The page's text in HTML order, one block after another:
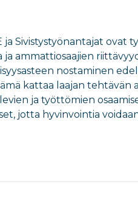
Sivistystyönantajat ovat
ammattiosaajien
nostaminen
kattaa laajan tehtävän
ja työttömien
jotta hyvinvointia